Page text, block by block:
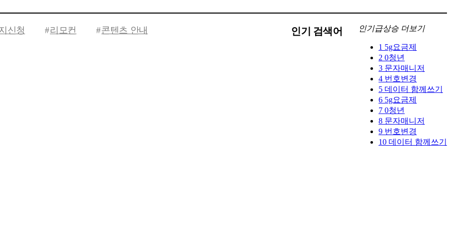
신청 리모컨 콘텐츠 안내 인기 검색어 인기급상승 더보기
1 5g요금제
2 0청년
3 문자매니저
4 번호변경
5 데이터 함께쓰기
6 5g요금제
7 0청년
8 문자매니저
9 번호변경
10 데이터 함께쓰기